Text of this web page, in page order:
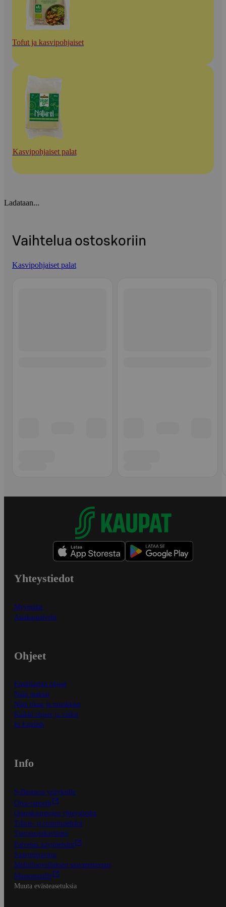
Tofut ja kasvipohjaiset
Kasvipohjaiset palat
Ladataan...
Vaihtelua ostoskoriin
Kasvipohjaiset palat
Yhteystiedot
Myymälät
Asiakaspalvelu
Ohjeet
Ensitilaajan ohjeet
Näin maksat
Näin tilaat ja muokkaat
Kaikki ohjeet ja vinkit
In English
Info
S-Business yrityksille
Oiva-raportit
Osuuskauppojen yhteystiedot
Tilaus- ja toimitusehdot
Tietosuojakäytäntö
Palvelun käyttöehdot
Saavutettavuus
Mobiilisovelluksen saavutettavuus
Mainostajalle
Muuta evästeasetuksia